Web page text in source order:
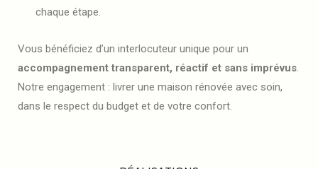
chaque étape.
Vous bénéficiez d’un interlocuteur unique pour un
accompagnement transparent, réactif et sans imprévus.
Notre engagement : livrer une maison rénovée avec soin,
dans le respect du budget et de votre confort.